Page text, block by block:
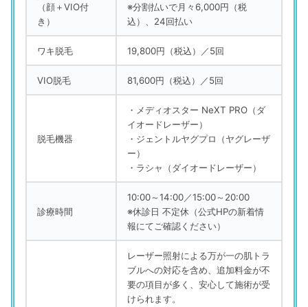
（顔＋VIO付
き）
※分割払いで月々6,000円（税
込）、24回払い
ワキ脱毛 19,800円（税込）／5回
VIO脱毛 81,600円（税込）／5回
脱毛機器
・メディオスター NeXT PRO（ダ
イオードレーザー）
・ジェントルヤグプロ（ヤグレーザ
ー）
・ラシャ（ダイオードレーザー）
診療時間
10:00～14:00／15:00～20:00
※休診日 不定休（公式HPの新着情
報にてご確認ください）
レーザー照射による万が一の肌トラ
ブルへの対応を含め、追加料金が不
要の項目が多く、安心して施術が受
けられます。